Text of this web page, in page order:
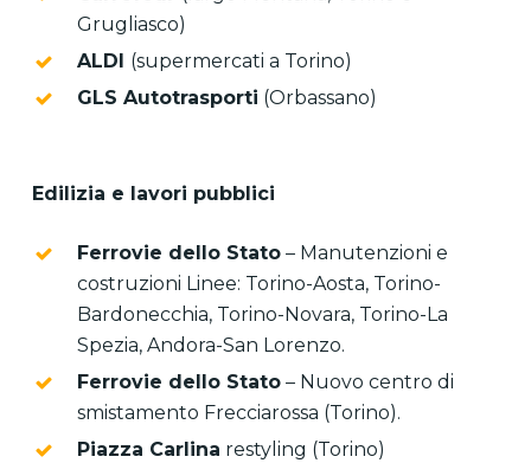
Grugliasco)
ALDI (supermercati a Torino)
GLS Autotrasporti (Orbassano)
Edilizia e lavori pubblici
Ferrovie dello Stato– Manutenzioni e
costruzioni Linee: Torino-Aosta, Torino-
Bardonecchia, Torino-Novara, Torino-La
Spezia, Andora-San Lorenzo.
Ferrovie dello Stato– Nuovo centro di
smistamento Frecciarossa (Torino).
Piazza Carlina restyling (Torino)